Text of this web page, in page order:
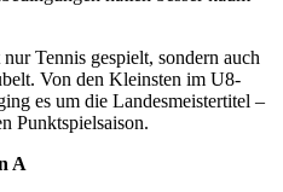
Tennis gespielt, sondern auch
Von den Kleinsten im U8-
es um die Landesmeistertitel –
Punktspielsaison.
A